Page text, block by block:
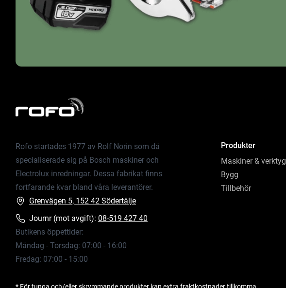
Rofo startades 1977 av Rolf Norin som då
specialiserade sig på Bosch maskiner och
Electrolux inredningar. Dessa fabrikat finns
fortfarande kvar bland våra leverantörer.
Grenvägen 5, 152 42 Södertälje
Journr (mot avgift): 08-519 427 40
Butikens öppettider:
Måndag - Torsdag: 07:00 - 16:00
Fredag: 07:00 - 15:00
Produkter
Maskiner & verktyg
Bygg
Tillbehör